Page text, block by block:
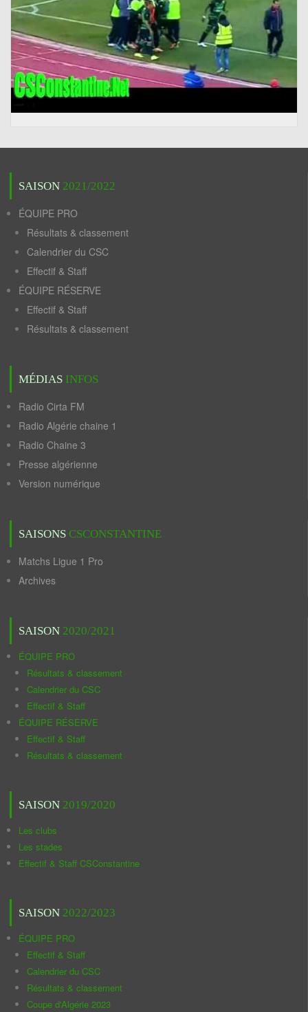
SAISON 2021/2022
ÉQUIPE PRO
Résultats & classement
Calendrier du CSC
Effectif & Staff
ÉQUIPE RÉSERVE
Effectif & Staff
Résultats & classement
MÉDIAS INFOS
Radio Cirta FM
Radio Algérie chaine 1
Radio Chaine 3
Presse algérienne
Version numérique
SAISONS CSCONSTANTINE
Matchs Ligue 1 Pro
Archives
SAISON 2020/2021
ÉQUIPE PRO
Résultats & classement
Calendrier du CSC
Effectif & Staff
ÉQUIPE RÉSERVE
Effectif & Staff
Résultats & classement
SAISON 2019/2020
Les clubs
Les stades
Effectif & Staff CSConstantine
SAISON 2022/2023
ÉQUIPE PRO
Effectif & Staff
Calendrier du CSC
Résultats & classement
Coupe d'Algérie 2023